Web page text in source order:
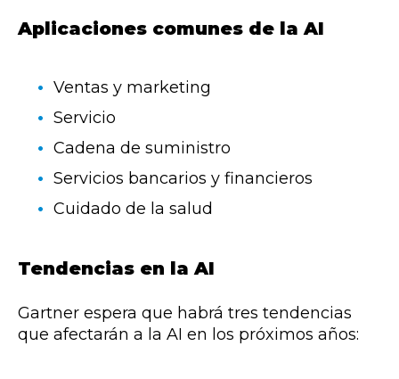
Aplicaciones comunes de la AI
Ventas y marketing
Servicio
Cadena de suministro
Servicios bancarios y financieros
Cuidado de la salud
Tendencias en la AI
Gartner espera que habrá tres tendencias
que afectarán a la AI en los próximos años: